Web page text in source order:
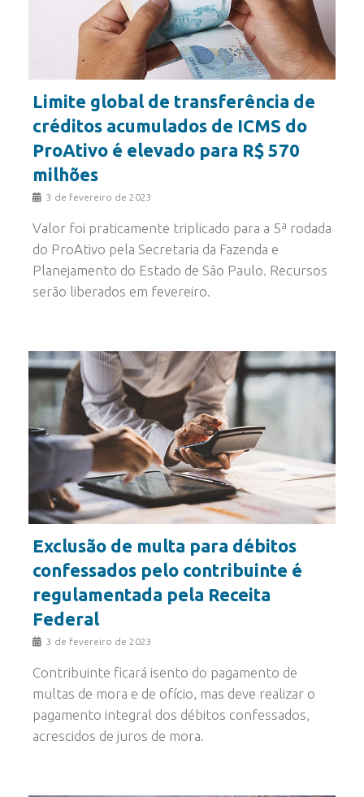
Limite global de transferência de
créditos acumulados de ICMS do
ProAtivo é elevado para R$ 570
milhões
3 de fevereiro de 2023
Valor foi praticamente triplicado para a 5ª rodada
do ProAtivo pela Secretaria da Fazenda e
Planejamento do Estado de São Paulo. Recursos
serão liberados em fevereiro.
Exclusão de multa para débitos
confessados pelo contribuinte é
regulamentada pela Receita
Federal
3 de fevereiro de 2023
Contribuinte ficará isento do pagamento de
multas de mora e de ofício, mas deve realizar o
pagamento integral dos débitos confessados,
acrescidos de juros de mora.